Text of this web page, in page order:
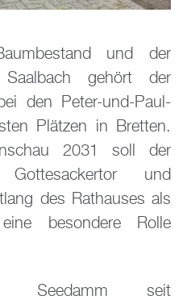
und der
gehört der
den Peter-und-Paul-
Plätzen in Bretten.
2031 soll der
und
des Rathauses als
besondere Rolle
seit